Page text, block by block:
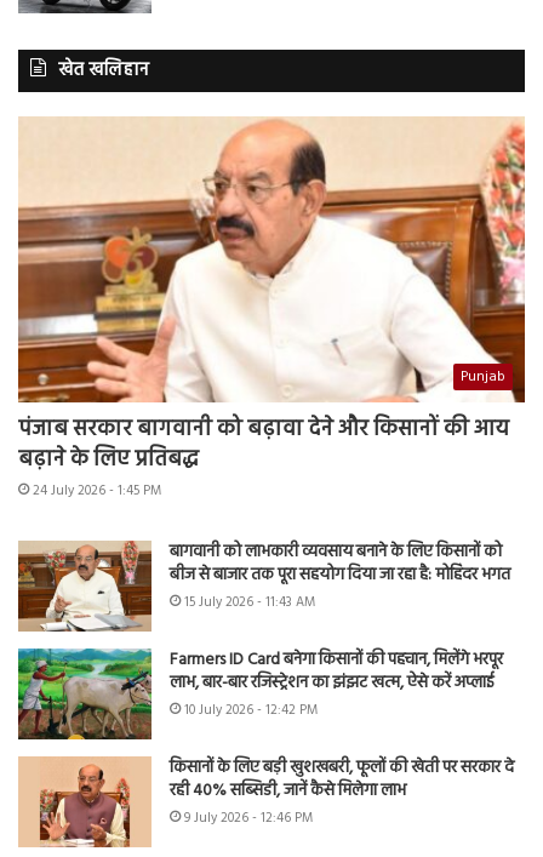
खेत खलिहान
Punjab
पंजाब सरकार बागवानी को बढ़ावा देने और किसानों की आय
बढ़ाने के लिए प्रतिबद्ध
24 July 2026 - 1:45 PM
बागवानी को लाभकारी व्यवसाय बनाने के लिए किसानों को
बीज से बाजार तक पूरा सहयोग दिया जा रहा है: मोहिंदर भगत
15 July 2026 - 11:43 AM
Farmers ID Card बनेगा किसानों की पहचान, मिलेंगे भरपूर
लाभ, बार-बार रजिस्ट्रेशन का झंझट खत्म, ऐसे करें अप्लाई
10 July 2026 - 12:42 PM
किसानों के लिए बड़ी खुशखबरी, फूलों की खेती पर सरकार दे
रही 40% सब्सिडी, जानें कैसे मिलेगा लाभ
9 July 2026 - 12:46 PM